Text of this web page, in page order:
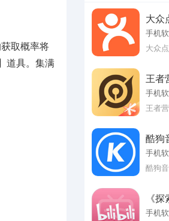
取概率将
道具。集满
大众
手机
大众
用。
让大
容，
以是
王者
手机
王者
者营
耀的
直播
看哦!
酷狗
本
手机
酷狗
音乐
最强
在这
《
元的
手机